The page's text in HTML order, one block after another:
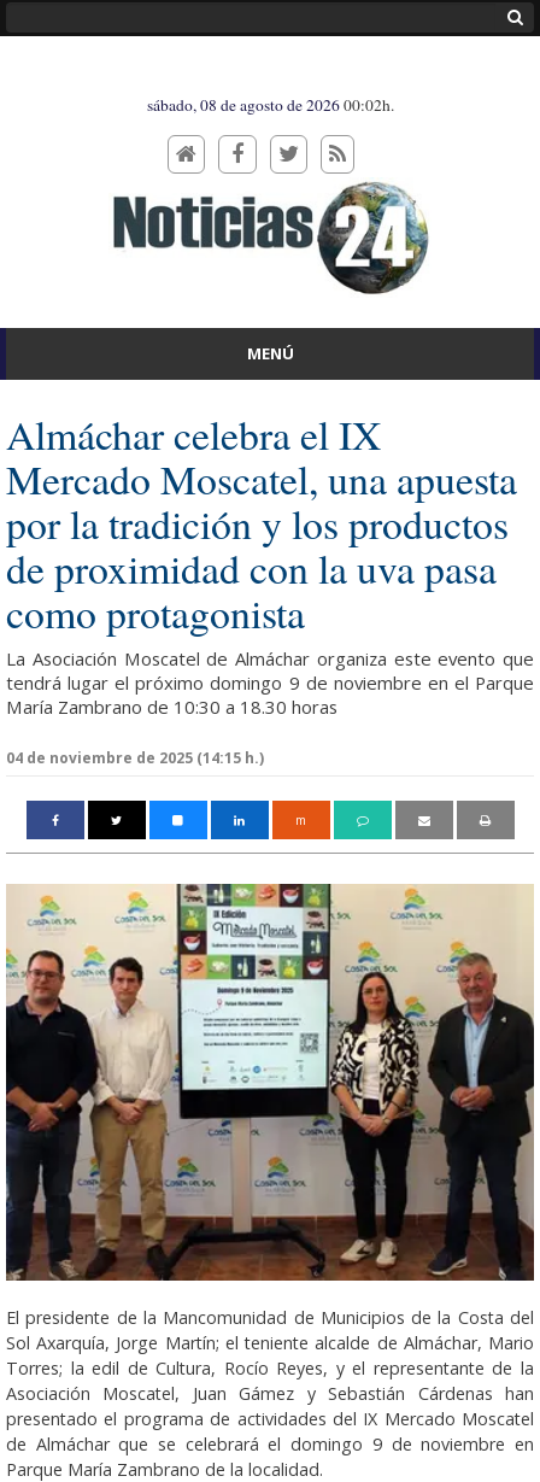
sábado, 08 de agosto de 202600:02h.
MENÚ
Almáchar celebra el IX
Mercado Moscatel, una apuesta
por la tradición y los productos
de proximidad con la uva pasa
como protagonista
La Asociación Moscatel de Almáchar organiza este evento que
tendrá lugar el próximo domingo 9 de noviembre en el Parque
María Zambrano de 10:30 a 18.30 horas
04 de noviembre de 2025 (14:15 h.)
m
El presidente de la Mancomunidad de Municipios de la Costa del
Sol Axarquía, Jorge Martín; el teniente alcalde de Almáchar, Mario
Torres; la edil de Cultura, Rocío Reyes, y el representante de la
Asociación Moscatel, Juan Gámez y Sebastián Cárdenas han
presentado el programa de actividades del IX Mercado Moscatel
de Almáchar que se celebrará el domingo 9 de noviembre en
Parque María Zambrano de la localidad.